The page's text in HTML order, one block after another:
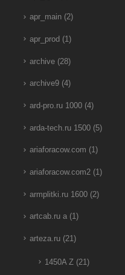
apr_main(2)
apr_prod (1)
archive(28)
archive9(4)
ard-pro.ru 1000(4)
arda-tech.ru 1500(5)
ariaforacow.com (1)
ariaforacow.com2(1)
armplitki.ru 1600(2)
artcab.ru a(1)
arteza.ru(21)
1450A Z (21)